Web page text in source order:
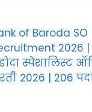
of Baroda SO
स्पेशालिस्ट
2026 | 206